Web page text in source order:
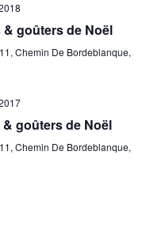
goûters de Noël
11, Chemin De Bordeblanque,
goûters de Noël
11, Chemin De Bordeblanque,